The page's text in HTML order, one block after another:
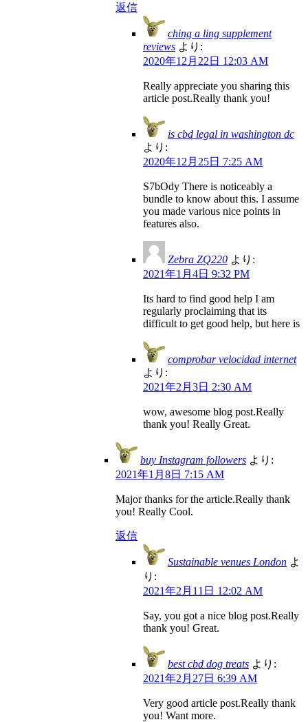
返信
ching a ling supplement
reviews より:
2020年12月22日 12:03 AM
Really appreciate you sharing this
article post.Really thank you!
is cbd legal in washington dc
より:
2020年12月25日 7:25 AM
S7bOdy There is noticeably a
bundle to know about this. I assume
you made various nice points in
features also.
Zebra ZQ220 より:
2021年1月4日 9:32 PM
Its hard to find good help I am
regularly proclaiming that its
difficult to get good help, but here is
comprobar velocidad internet
より:
2021年2月3日 2:30 AM
wow, awesome blog post.Really
thank you! Really Great.
buy Instagram followers より:
2021年1月8日 7:15 AM
Major thanks for the article.Really thank
you! Really Cool.
返信
Sustainable venues London よ
り:
2021年2月11日 12:02 AM
Say, you got a nice blog post.Really
thank you! Great.
best cbd dog treats より:
2021年2月27日 6:39 AM
Very good article post.Really thank
you! Want more.